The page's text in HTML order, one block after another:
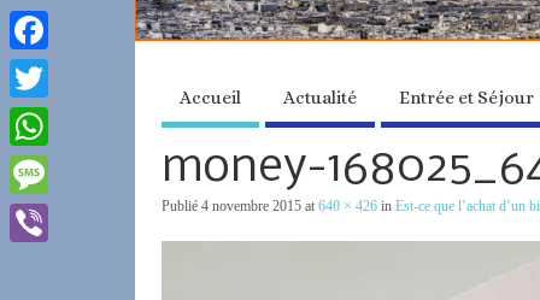
Accueil Actualité Entrée et Séjour
money-
Publié 4 novembre 2015 at640 × 426 inEst-ce que l’achat d’un
Facebook
Twitter
WhatsApp
Message